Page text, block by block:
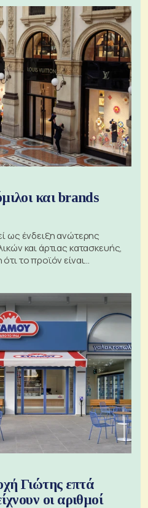
και brands
ως ένδειξη ανώτερης
και άρτιας κατασκευής,
το προϊόν είναι
Γιώτης επτά
οι αριθμοί